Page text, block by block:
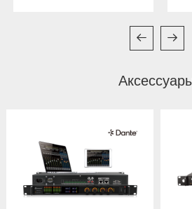
Потребляемый ток: 130 мА
Время автономной работы:
Размеры (мм): 84 (В) × 66 (Ш) × 23 (Г)